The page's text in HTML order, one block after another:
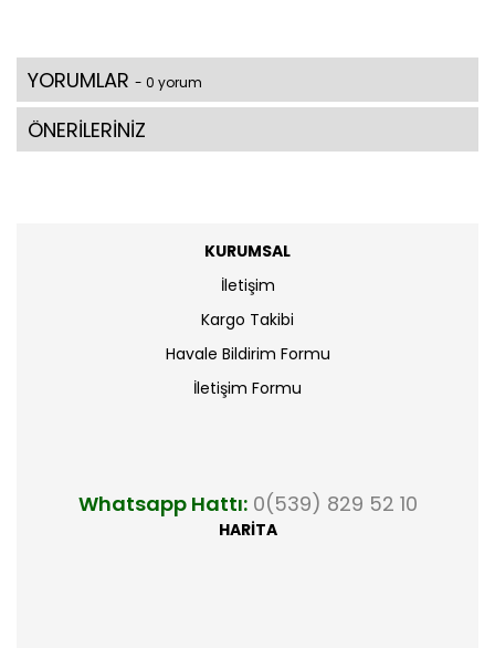
YORUMLAR - 0 yorum
ÖNERİLERİNİZ
KURUMSAL
İletişim
Kargo Takibi
Havale Bildirim Formu
İletişim Formu
Whatsapp Hattı: 0(539) 829 52 10
HARİTA